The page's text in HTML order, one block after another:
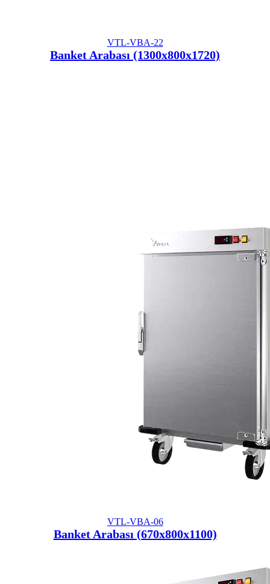
VTL-VBA-22
Banket Arabası (1300x800x1720)
VTL-VBA-06
Banket Arabası (670x800x1100)